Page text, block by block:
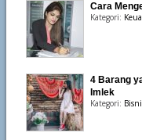
Cara
Kategori:
4 Barang
Imlek
Kategori: